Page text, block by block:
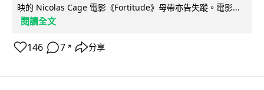
映的 Nicolas Cage 電影《Fortitude》母帶亦告失蹤。電影...
閱讀全文
146 7 ↗ 分享